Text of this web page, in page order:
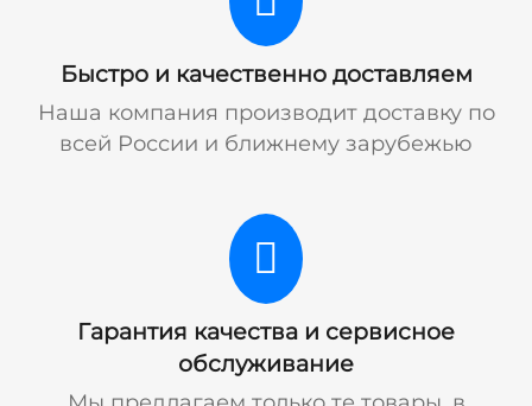
Быстро и качественно доставляем
Наша компания производит доставку по
всей России и ближнему зарубежью
Гарантия качества и сервисное
обслуживание